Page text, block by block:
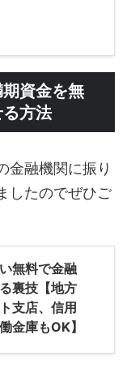
期資金を無
方法
金融機関に振り
したのでぜひご
無料で金融
裏技【地方
支店、信用
金庫もOK】